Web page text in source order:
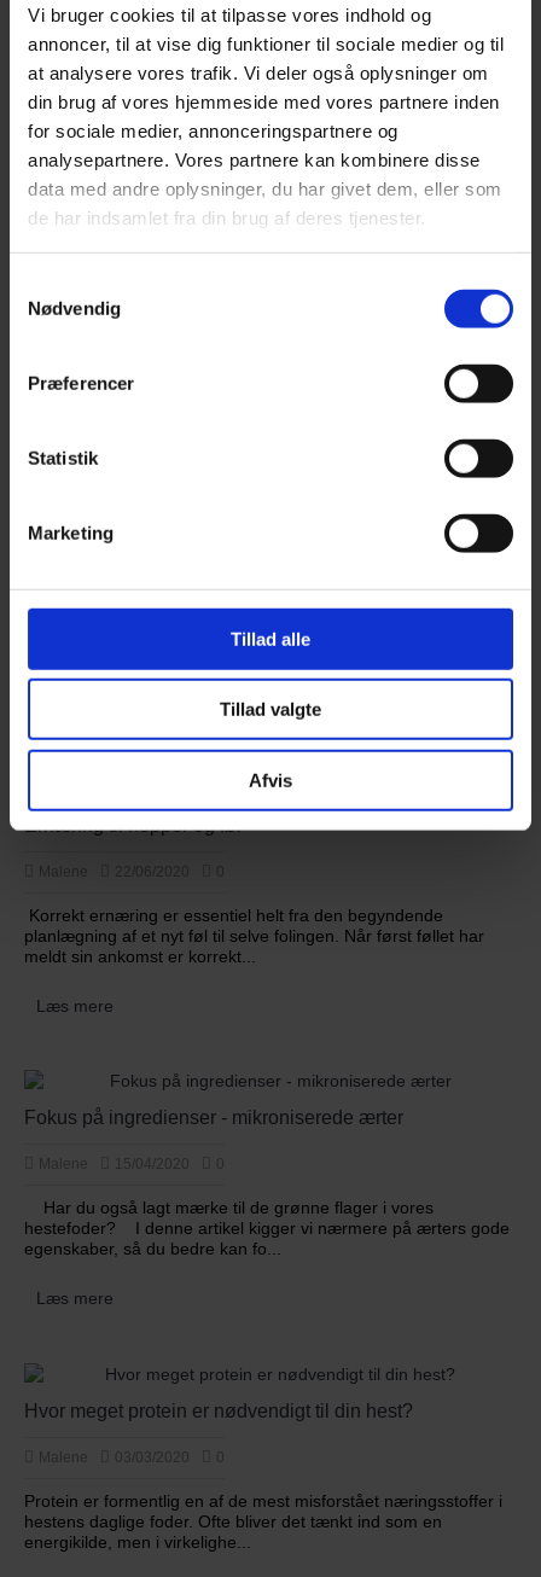
Vis ikke igen
×
Vi bruger cookies til at tilpasse vores indhold og
annoncer, til at vise dig funktioner til sociale medier og til
at analysere vores trafik. Vi deler også oplysninger om
din brug af vores hjemmeside med vores partnere inden
for sociale medier, annonceringspartnere og
analysepartnere. Vores partnere kan kombinere disse
data med andre oplysninger, du har givet dem, eller som
de har indsamlet fra din brug af deres tjenester.
Nødvendig
Præferencer
Statistik
Marketing
Tillad alle
Tillad valgte
Afvis
Brand:Castle Horse Feeds
Model:Smart Balance
Lagerstatus:På lager
430,00 DKK
Ekskl. moms: 344,00 DKK
-
Køb hos forhandler
MK Gold Mix, 15 kg
Læg i kurv
Ernæring til hopper og føl
Korrekt ernæring er essentiel helt fra den begyndende
planlægning af et nyt føl til selve folingen. Når først føllet har
meldt sin ankomst er korrekt...
Læs mere
Fokus på ingredienser - mikroniserede ærter
Malene 15/04/2020
Har du også lagt mærke til de grønne flager i vores
hestefoder? I denne artikel kigger vi nærmere på ærters gode
egenskaber, så du bedre kan fo...
Læs mere
Hvor meget protein er nødvendigt til din hest?
Malene 03/03/2020 0
Protein er formentlig en af de mest misforstået næringsstoffer i
hestens daglige foder. Ofte bliver det tænkt ind som en
energikilde, men i virkelighe...